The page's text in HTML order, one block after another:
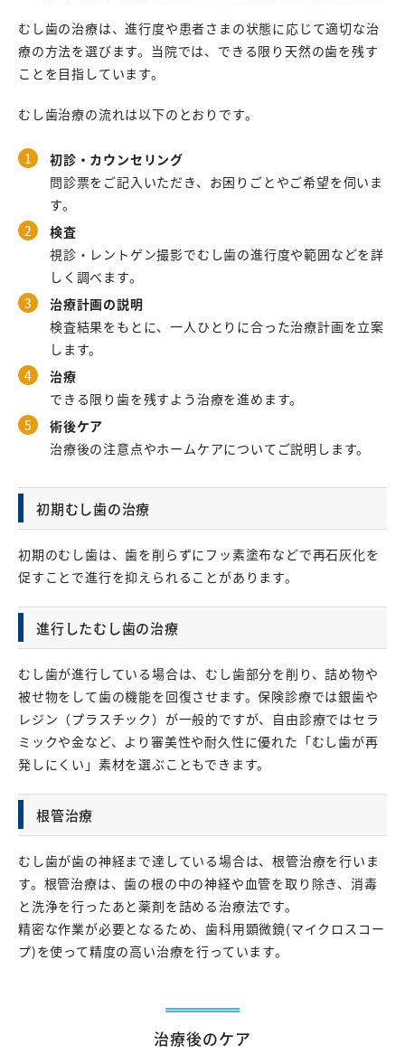
むし歯の治療は、進行度や患者さまの状態に応じて適切な治
療の方法を選びます。当院では、できる限り天然の歯を残す
ことを目指しています。
むし歯治療の流れは以下のとおりです。
初診・カウンセリング
問診票をご記入いただき、お困りごとやご希望を伺いま
す。
検査
視診・レントゲン撮影でむし歯の進行度や範囲などを詳
しく調べます。
治療計画の説明
検査結果をもとに、一人ひとりに合った治療計画を立案
します。
治療
できる限り歯を残すよう治療を進めます。
術後ケア
治療後の注意点やホームケアについてご説明します。
初期むし歯の治療
初期のむし歯は、歯を削らずにフッ素塗布などで再石灰化を
促すことで進行を抑えられることがあります。
進行したむし歯の治療
むし歯が進行している場合は、むし歯部分を削り、詰め物や
被せ物をして歯の機能を回復させます。保険診療では銀歯や
レジン（プラスチック）が一般的ですが、自由診療ではセラ
ミックや金など、より審美性や耐久性に優れた「むし歯が再
発しにくい」素材を選ぶこともできます。
根管治療
むし歯が歯の神経まで達している場合は、根管治療を行いま
す。根管治療は、歯の根の中の神経や血管を取り除き、消毒
と洗浄を行ったあと薬剤を詰める治療法です。
精密な作業が必要となるため、歯科用顕微鏡(マイクロスコー
プ)を使って精度の高い治療を行っています。
治療後のケア